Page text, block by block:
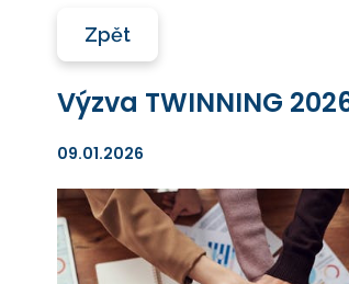
Zpět
Výzva TWINNING
09.01.2026